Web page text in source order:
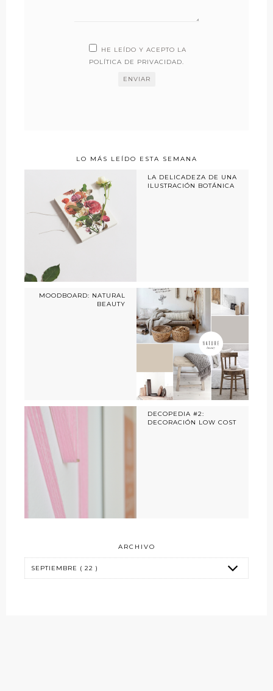
HE LEÍDO Y ACEPTO LA
POLÍTICA DE PRIVACIDAD.
LO MÁS LEÍDO ESTA SEMANA
LA DELICADEZA DE UNA
ILUSTRACIÓN BOTÁNICA
MOODBOARD: NATURAL
BEAUTY
DECOPEDIA #2:
DECORACIÓN LOW COST
ARCHIVO